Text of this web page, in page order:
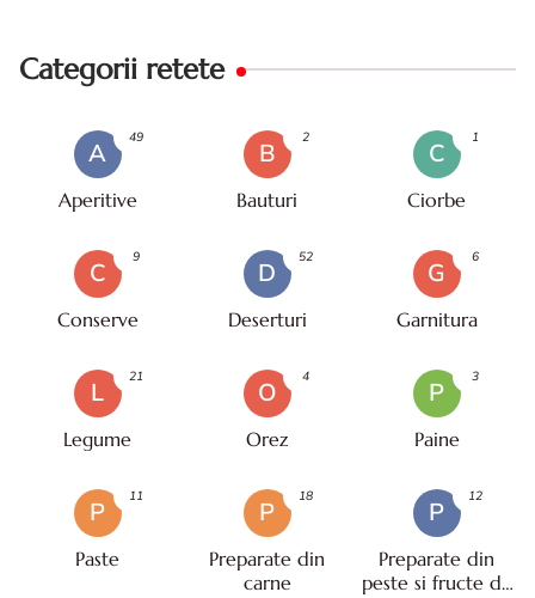
Categorii retete
A
Aperitive
49
B
Bauturi
2
C
Ciorbe
1
C
Conserve
9
D
Deserturi
52
G
Garnitura
6
L
Legume
21
O
Orez
4
P
Paine
3
P
Paste
11
P
Preparate din
carne
18
P
Preparate din
peste si fructe de
12